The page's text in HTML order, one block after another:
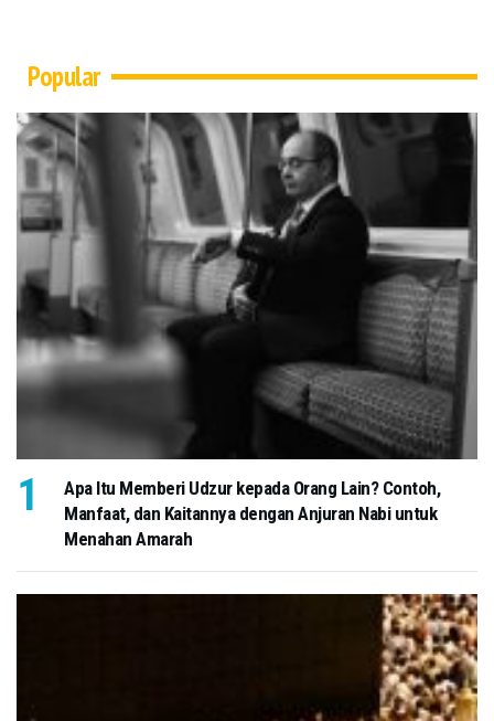
Popular
Apa Itu Memberi Udzur kepada Orang Lain? Contoh,
Manfaat, dan Kaitannya dengan Anjuran Nabi untuk
Menahan Amarah